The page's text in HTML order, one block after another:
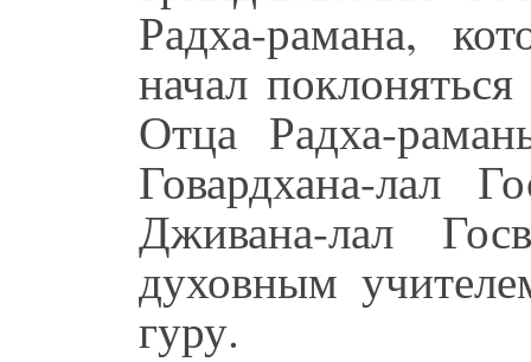
Радха-рамана,
начал
Отца Радха-
Говардхана-лал
Дживана-лал
духовным
гуру.